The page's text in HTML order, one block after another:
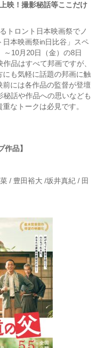
映！撮影秘話等ここだけ
トロント日本映画祭でノ
日本映画祭in日比谷」スペ
～10月20日（金）の8日
品はすべて邦画ですが、
も気軽に話題の邦画に触
には各作品の監督が登壇
秘話や作品への思いなども
なトークは必見です。
作品】
/ 豊田裕大 /坂井真紀 / 田